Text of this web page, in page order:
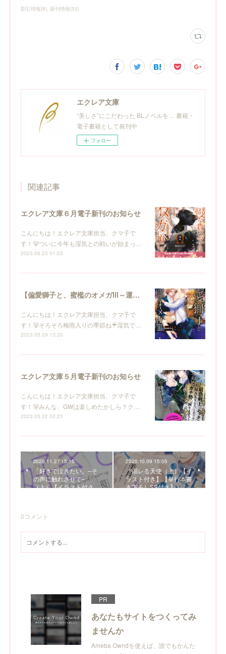
割引情報(8) 新刊情報(55)
エクレア文庫
“美しさ”にこだわった BLノベルを… 書籍・
電子書籍として発刊中
フォロー
関連記事
エクレア文庫６月電子新刊のお知らせ
こんにちは！エクレア文庫担当、クマ子で
す！🐻ついに今年も湿気との戦いが始まっ…
2023.06.23 01:03
【偏愛獅子と、蜜檻のオメガⅢ～運命の番は純血に翻弄される～】エクレア文庫６月電子新刊のお知らせ
こんにちは！エクレア文庫担当、クマ子で
す！🐻そろそろ梅雨入りの季節ね☔湿気で…
2023.05.29 13:30
エクレア文庫５月電子新刊のお知らせ
こんにちは！エクレア文庫担当、クマ子で
す！🐻みんな、GWは楽しめたかしら？ク…
2023.05.22 02:23
2020.11.27 15:15
「好きで泣きたい。–そ
の声に触れさせて–
（上）【イラスト付き…
2020.10.09 15:05
「溺レる天使（上）【イ
ラスト付き】【単行本書
き下ろしSS付き】」…
0コメント
PR
あなたもサイトをつくってみ
ませんか
Ameba Owndを使えば、誰でもかんた